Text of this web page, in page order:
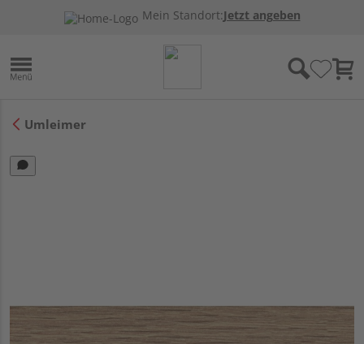
Mein Standort:Jetzt angeben
Umleimer